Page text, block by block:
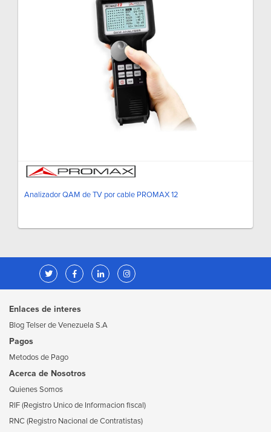
Analizador QAM de TV por cable PROMAX 12
Enlaces de interes
Blog Telser de Venezuela S.A
Pagos
Metodos de Pago
Acerca de Nosotros
Quienes Somos
RIF (Registro Unico de Informacion fiscal)
RNC (Registro Nacional de Contratistas)